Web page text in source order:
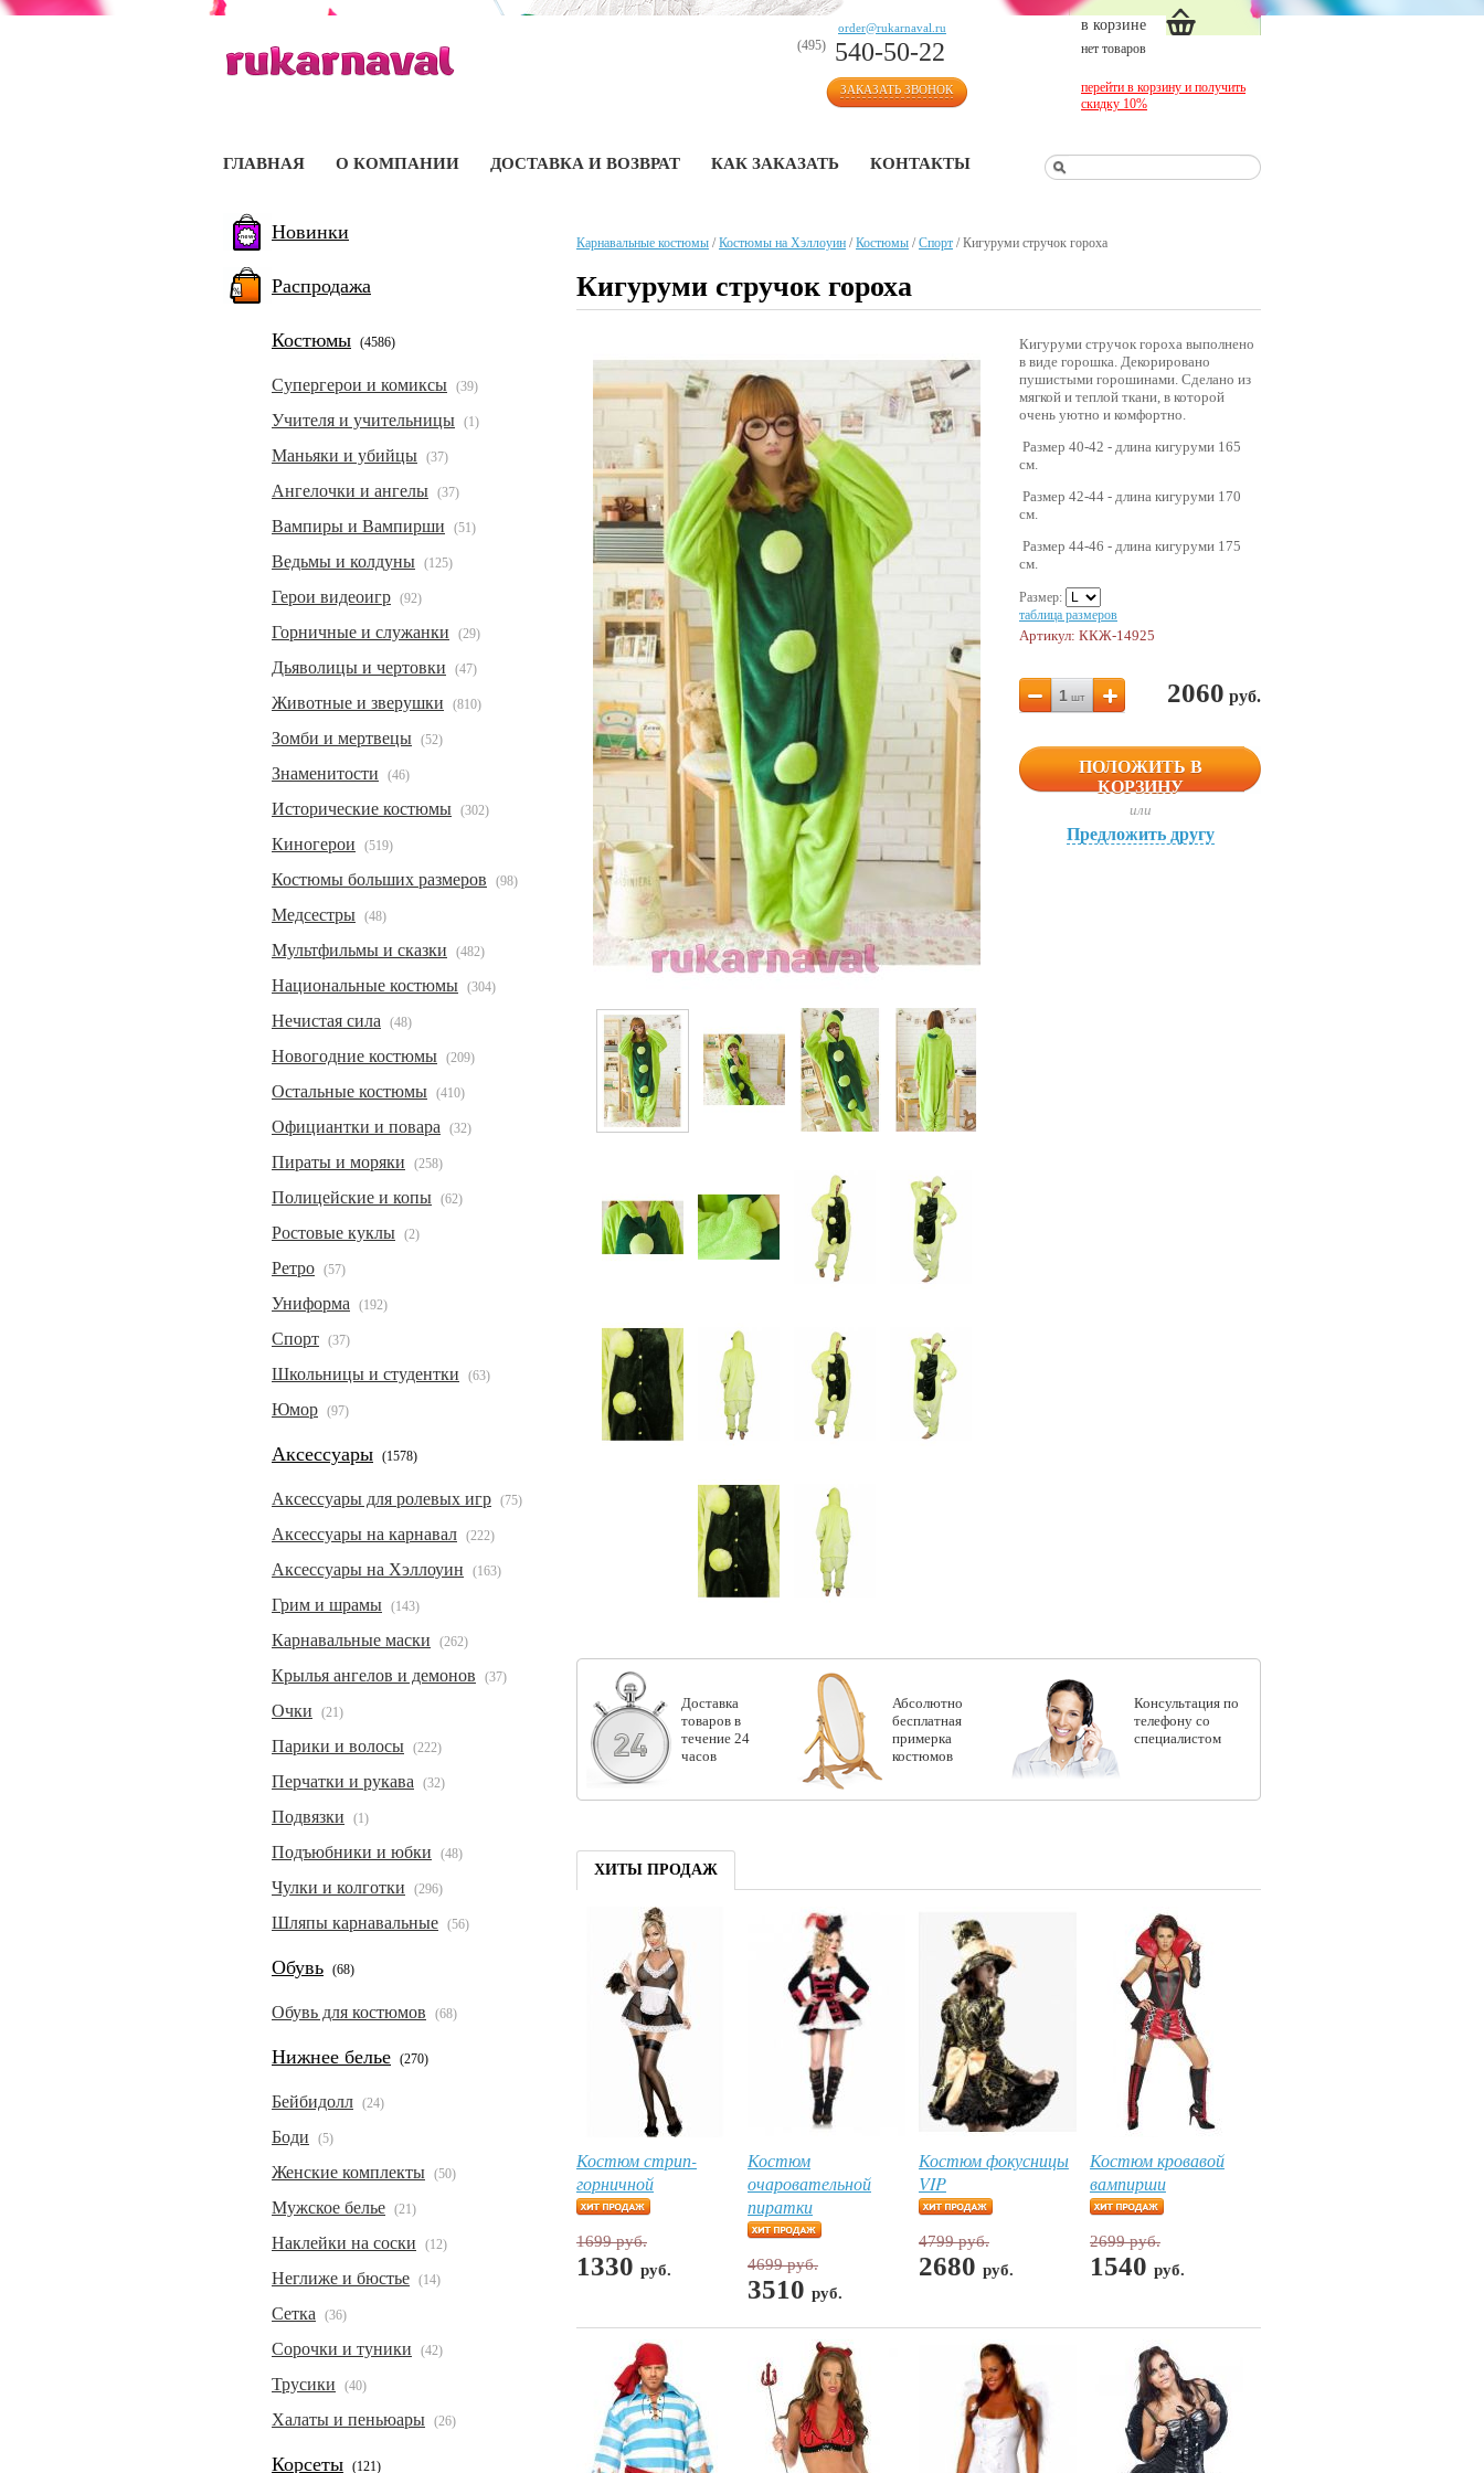
order@rukarnaval.ru
(495) 540-50-22
ЗАКАЗАТЬ ЗВОНОК
в корзине
нет товаров
перейти в корзину и получить
скидку 10%
ГЛАВНАЯ О КОМПАНИИ ДОСТАВКА И ВОЗВРАТ КАК ЗАКАЗАТЬ КОНТАКТЫ
Новинки
Распродажа
Костюмы (4586)
Супергерои и комиксы (39)
Учителя и учительницы (1)
Маньяки и убийцы (37)
Ангелочки и ангелы (37)
Вампиры и Вампирши (51)
Ведьмы и колдуны (125)
Герои видеоигр (92)
Горничные и служанки (29)
Дьяволицы и чертовки (47)
Животные и зверушки (810)
Зомби и мертвецы (52)
Знаменитости (46)
Исторические костюмы (302)
Киногерои (519)
Костюмы больших размеров (98)
Медсестры (48)
Мультфильмы и сказки (482)
Национальные костюмы (304)
Нечистая сила (48)
Новогодние костюмы (209)
Остальные костюмы (410)
Официантки и повара (32)
Пираты и моряки (258)
Полицейские и копы (62)
Ростовые куклы (2)
Ретро (57)
Униформа (192)
Спорт (37)
Школьницы и студентки (63)
Юмор (97)
Аксессуары (1578)
Аксессуары для ролевых игр (75)
Аксессуары на карнавал (222)
Аксессуары на Хэллоуин (163)
Грим и шрамы (143)
Карнавальные маски (262)
Крылья ангелов и демонов (37)
Очки (21)
Парики и волосы (222)
Перчатки и рукава (32)
Подвязки (1)
Подъюбники и юбки (48)
Чулки и колготки (296)
Шляпы карнавальные (56)
Обувь (68)
Обувь для костюмов (68)
Нижнее белье (270)
Бейбидолл (24)
Боди (5)
Женские комплекты (50)
Мужское белье (21)
Наклейки на соски (12)
Неглиже и бюстье (14)
Сетка (36)
Сорочки и туники (42)
Трусики (40)
Халаты и пеньюары (26)
Корсеты (121)
Карнавальные костюмы /Костюмы на Хэллоуин /Костюмы /Спорт /Кигуруми стручок гороха
Кигуруми стручок гороха
Кигуруми стручок гороха выполнено
в виде горошка. Декорировано
пушистыми горошинами. Сделано из
мягкой и теплой ткани, в которой
очень уютно и комфортно.
Размер 40-42 - длина кигуруми 165
см.
Размер 42-44 - длина кигуруми 170
см.
Размер 44-46 - длина кигуруми 175
см.
Размер:
таблица размеров
Артикул: ККЖ-14925
2060 руб.
1 шт
ПОЛОЖИТЬ В
КОРЗИНУ
или
Предложить другу
Доставка
товаров в
течение 24
часов
Абсолютно
бесплатная
примерка
костюмов
Консультация по
телефону со
специалистом
ХИТЫ ПРОДАЖ
Костюм стрип-
горничной
1699 руб.
1330 руб.
Костюм
очаровательной
пиратки
4699 руб.
3510 руб.
Костюм фокусницы
VIP
4799 руб.
2680 руб.
Костюм кровавой
вампирши
2699 руб.
1540 руб.